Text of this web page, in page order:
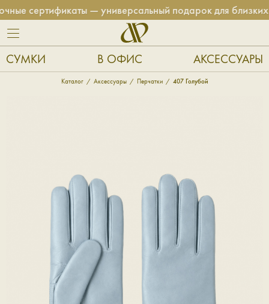
сертификаты — универсальный подарок для близких!
СУМКИ В ОФИС АКСЕССУАРЫ
Каталог Аксессуары Перчатки 407 Голубой